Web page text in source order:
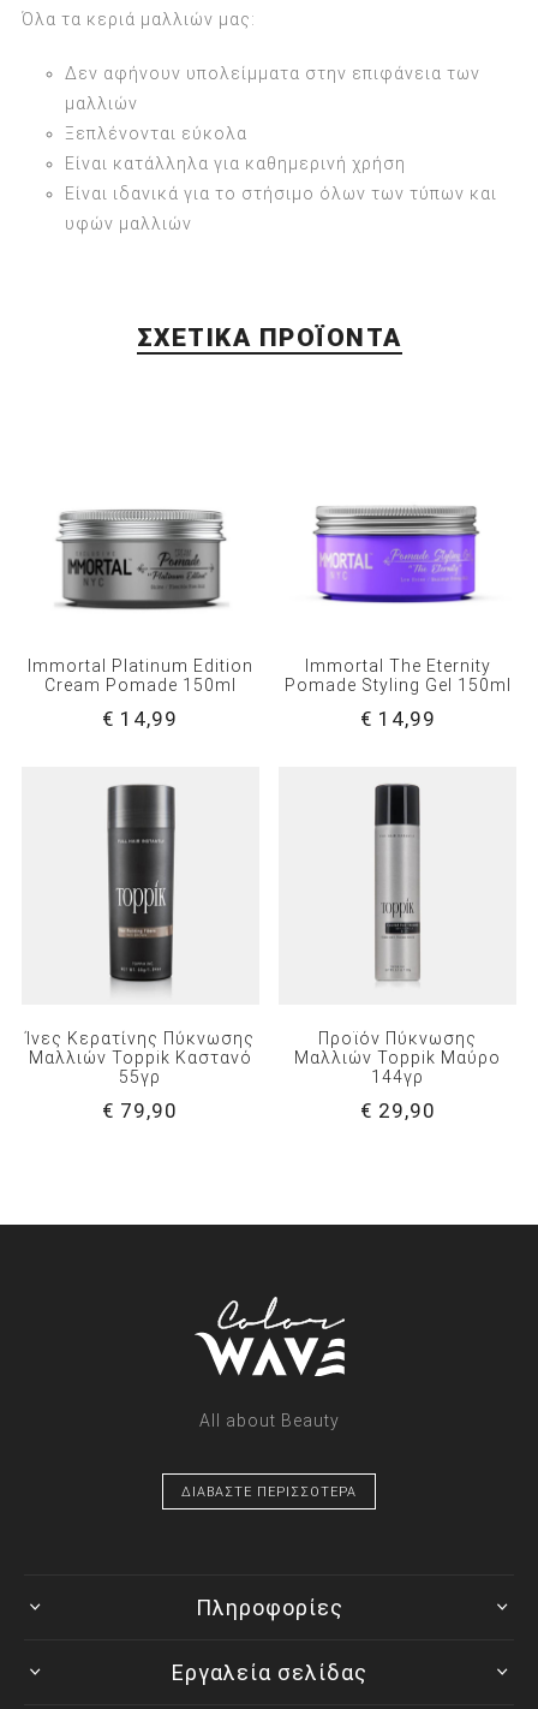
Όλα τα κεριά μαλλιών μας:
Δεν αφήνουν υπολείμματα στην επιφάνεια των
μαλλιών
Ξεπλένονται εύκολα
Είναι κατάλληλα για καθημερινή χρήση
Είναι ιδανικά για το στήσιμο όλων των τύπων και
υφών μαλλιών
ΣΧΕΤΙΚΆ ΠΡΟΪΌΝΤΑ
Immortal Platinum Edition
Cream Pomade 150ml
€ 14,99
Immortal The Eternity
Pomade Styling Gel 150ml
€ 14,99
Ίνες Κερατίνης Πύκνωσης
Μαλλιών Toppik Καστανό
55γρ
€ 79,90
Προϊόν Πύκνωσης
Μαλλιών Toppik Μαύρο
144γρ
€ 29,90
All about Beauty
ΔΙΑΒΑΣΤΕ ΠΕΡΙΣΣΟΤΕΡΑ
Πληροφορίες
Εργαλεία σελίδας